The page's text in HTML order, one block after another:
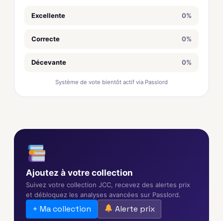
Excellente 0%
Correcte 0%
Décevante 0%
Système de vote bientôt actif via Passlord
Ajoutez à votre collection
Suivez votre collection JCC, recevez des alertes prix
et débloquez les analyses avancées sur Passlord.
+ Ma collection Alerte prix